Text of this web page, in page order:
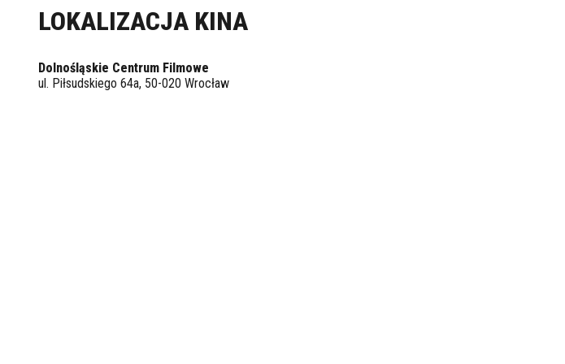
LOKALIZACJA KINA
Dolnośląskie Centrum Filmowe
ul. Piłsudskiego 64a, 50-020 Wrocław